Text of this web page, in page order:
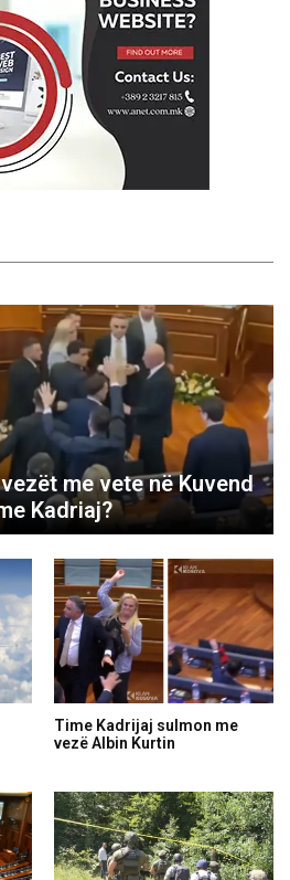
me vete në Kuvend
Kadriaj?
Time Kadrijaj sulmon me
vezë Albin Kurtin